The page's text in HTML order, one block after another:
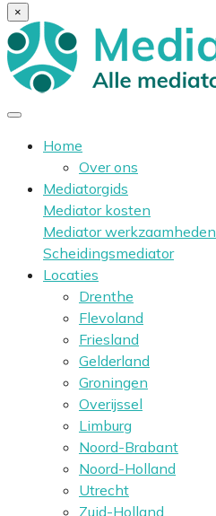
×
Home
Over ons
Mediatorgids
Mediator kosten
Mediator werkzaamheden
Scheidingsmediator
Locaties
Drenthe
Flevoland
Friesland
Gelderland
Groningen
Overijssel
Limburg
Noord-Brabant
Noord-Holland
Utrecht
Zuid-Holland